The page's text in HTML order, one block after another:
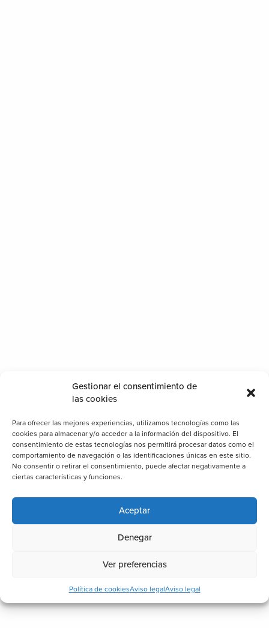
Gestionar el consentimiento de
las cookies
Para ofrecer las mejores experiencias, utilizamos tecnologías como las
cookies para almacenar y/o acceder a la información del dispositivo. El
consentimiento de estas tecnologías nos permitirá procesar datos como el
comportamiento de navegación o las identificaciones únicas en este sitio.
No consentir o retirar el consentimiento, puede afectar negativamente a
ciertas características y funciones.
Aceptar
Denegar
Ver preferencias
Política de cookiesAviso legalAviso legal